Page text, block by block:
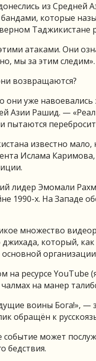
из Средней
бандами, которые
Таджикистане
атаками. Они
мы за этим следим».
возвращаются?
они уже
Азии Рашид. —
известно
Ислама
лидер Эмомали
1990-х. На Западе
множество
который,
ресурсе YouTube
на манер
воины Бога!», —
обращён к
может
бедствия.